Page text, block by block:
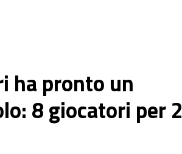
ha pronto un
8 giocatori per 2